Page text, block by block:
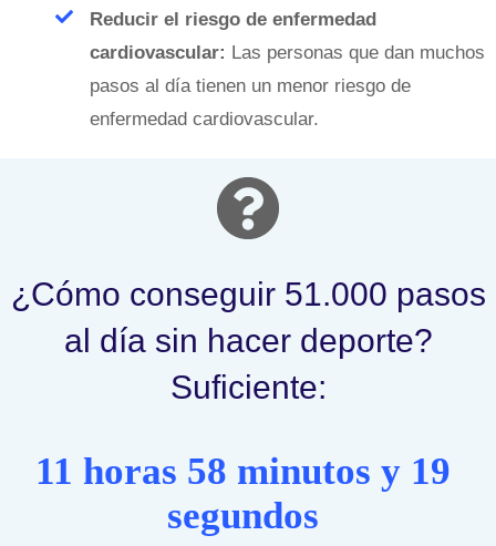
Reducir el riesgo de enfermedad
cardiovascular: Las personas que dan muchos
pasos al día tienen un menor riesgo de
enfermedad cardiovascular.
¿Cómo conseguir 51.000 pasos
al día sin hacer deporte?
Suficiente:
11 horas 58 minutos y 19
segundos